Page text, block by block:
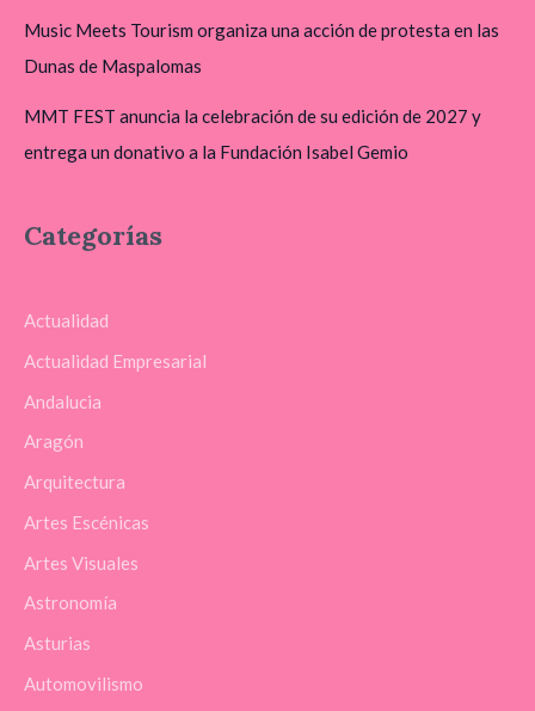
Music Meets Tourism organiza una acción de protesta en las
Dunas de Maspalomas
MMT FEST anuncia la celebración de su edición de 2027 y
entrega un donativo a la Fundación Isabel Gemio
Categorías
Actualidad
Actualidad Empresarial
Andalucia
Aragón
Arquitectura
Artes Escénicas
Artes Visuales
Astronomía
Asturias
Automovilismo